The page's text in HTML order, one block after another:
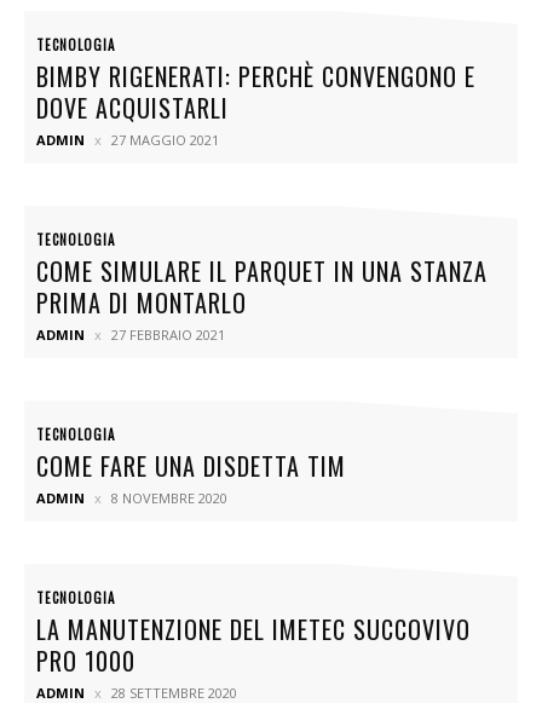
TECNOLOGIA
BIMBY RIGENERATI: PERCHÈ CONVENGONO E
DOVE ACQUISTARLI
ADMIN 27 MAGGIO 2021
TECNOLOGIA
COME SIMULARE IL PARQUET IN UNA STANZA
PRIMA DI MONTARLO
ADMIN 27 FEBBRAIO 2021
TECNOLOGIA
COME FARE UNA DISDETTA TIM
ADMIN 8 NOVEMBRE 2020
TECNOLOGIA
LA MANUTENZIONE DEL IMETEC SUCCOVIVO
PRO 1000
ADMIN 28 SETTEMBRE 2020